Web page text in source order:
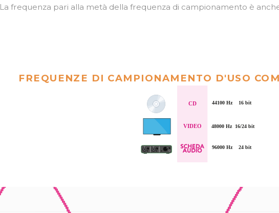
La frequenza pari alla metà della frequenza di campionamento è
FREQUENZE DI CAMPIONAMENTO D'USO